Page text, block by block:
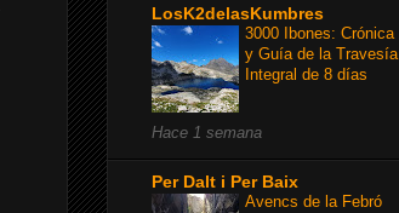
LosK2delasKumbres
3000 Ibones: Crónica
y Guía de la Travesía
Integral de 8 días
Hace 1 semana
Per Dalt i Per Baix
Avencs de la Febró